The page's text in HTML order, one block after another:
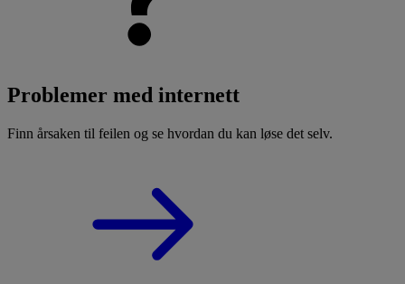
Problemer med internett
Finn årsaken til feilen og se hvordan du kan løse det selv.